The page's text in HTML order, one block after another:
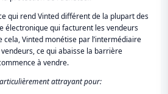
qui rend Vinted différent de la plupart des
électronique qui facturent les vendeurs
cela, Vinted monétise par l’intermédiaire
ce qui abaisse la barrière
à vendre.
attrayant pour: